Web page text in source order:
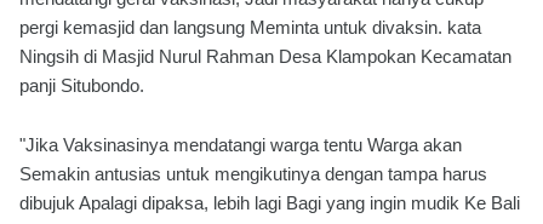
pergi kemasjid dan langsung Meminta untuk divaksin. kata
Ningsih di Masjid Nurul Rahman Desa Klampokan Kecamatan
panji Situbondo.
"Jika Vaksinasinya mendatangi warga tentu Warga akan
Semakin antusias untuk mengikutinya dengan tampa harus
dibujuk Apalagi dipaksa, lebih lagi Bagi yang ingin mudik Ke Bali